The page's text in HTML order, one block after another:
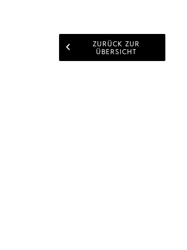
ZURÜCK ZUR
ÜBERSICHT